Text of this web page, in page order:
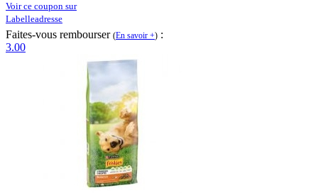
Voir ce coupon sur
Labelleadresse
Faites-vous rembourser (En savoir +) :
3.00